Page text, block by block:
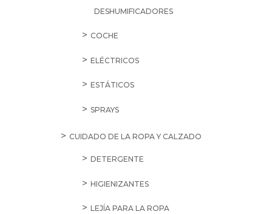
DESHUMIFICADORES
COCHE
ELÉCTRICOS
ESTÁTICOS
SPRAYS
CUIDADO DE LA ROPA Y CALZADO
DETERGENTE
HIGIENIZANTES
LEJÍA PARA LA ROPA